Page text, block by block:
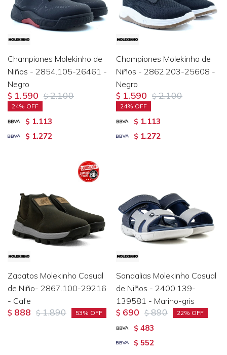
Championes Molekinho de
Niños - 2854.105-26461 -
Negro
$ 1.590 $ 2.100
24
$ 1.113
$ 1.272
Championes Molekinho de
Niños - 2862.203-25608 -
Negro
$ 1.590 $ 2.100
24
$ 1.113
$ 1.272
Zapatos Molekinho Casual
de Niño- 2867.100-29216
- Cafe
$ 888 $ 1.890 53
Sandalias Molekinho Casual
de Niños - 2400.139-
139581 - Marino-gris
$ 690 $ 890 22
$ 483
$ 552